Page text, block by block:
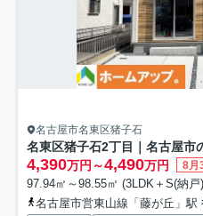
名古屋市名東区猪子石
4,390万円～4,490万円 8月
97.94㎡～98.55㎡ (3LDK＋S(納
名古屋市営東山線「藤が丘」駅